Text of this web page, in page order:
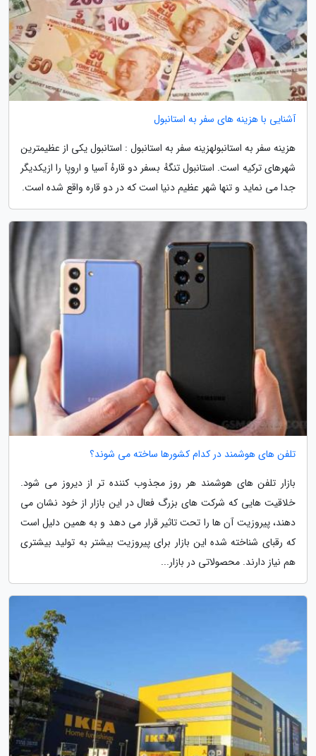
آشنایی با هزینه های سفر به استانبول
هزینه سفر به استانبولهزینه سفر به استانبول : استانبول یکی از عظیمترین
شهرهای ترکیه است. استانبول تنگهٔ بسفر دو قارهٔ آسیا و اروپا را ازیکدیگر
جدا می نماید و تنها شهر عظیم دنیا است که در دو قاره واقع شده است.
تلفن های هوشمند در کدام کشورها ساخته می شوند؟
بازار تلفن های هوشمند هر روز مجذوب کننده تر از دیروز می شود.
خلاقیت هایی که شرکت های بزرگ فعال در این بازار از خود نشان می
دهند، پیروزیت آن ها را تحت تاثیر قرار می دهد و به همین دلیل است
که رقبای شناخته شده این بازار برای پیروزیت بیشتر به تولید بیشتری
هم نیاز دارند. محصولاتی در بازار...